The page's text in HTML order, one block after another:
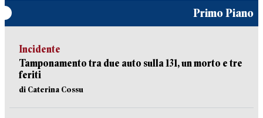
Primo Piano
Incidente
Tamponamento tra due auto sulla 131, un morto e tre
feriti
di Caterina Cossu